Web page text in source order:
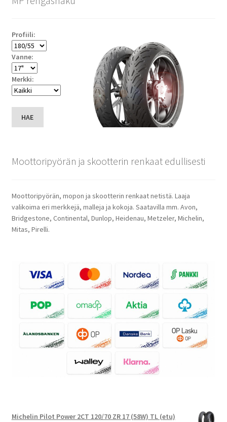
Profiili:
Vanne:
Merkki:
HAE
Moottoripyörän ja skootterin renkaat edullisesti
Moottoripyörän, mopon ja skootterin renkaat netistä. Laaja
valikoima eri merkkejä, malleja ja kokoja. Saatavilla mm. Avon,
Bridgestone, Continental, Dunlop, Heidenau, Metzeler, Michelin,
Mitas, Pirelli.
Michelin Pilot Power 2CT 120/70 ZR 17 (58W) TL (etu)